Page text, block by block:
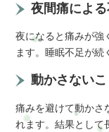
夜間痛によ
夜になると痛みが強
ます。睡眠不足が続
動かさない
痛みを避けて動かさ
れます。結果として